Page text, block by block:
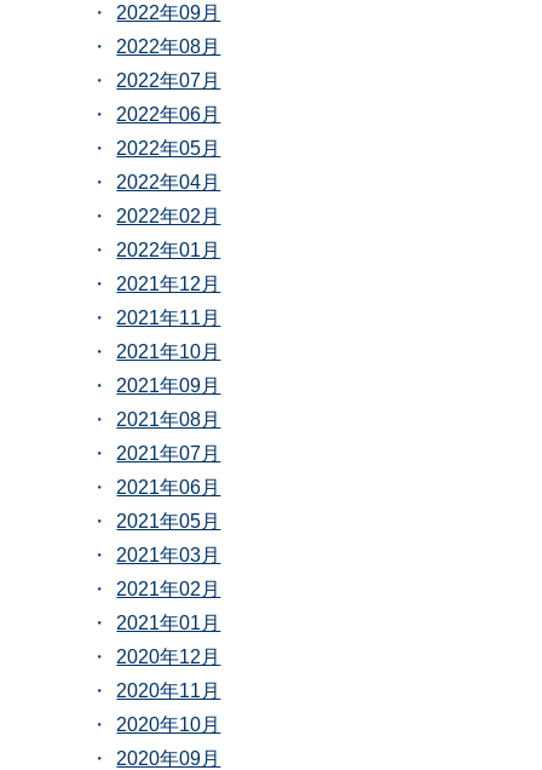
2022年09月
2022年08月
2022年07月
2022年06月
2022年05月
2022年04月
2022年02月
2022年01月
2021年12月
2021年11月
2021年10月
2021年09月
2021年08月
2021年07月
2021年06月
2021年05月
2021年03月
2021年02月
2021年01月
2020年12月
2020年11月
2020年10月
2020年09月